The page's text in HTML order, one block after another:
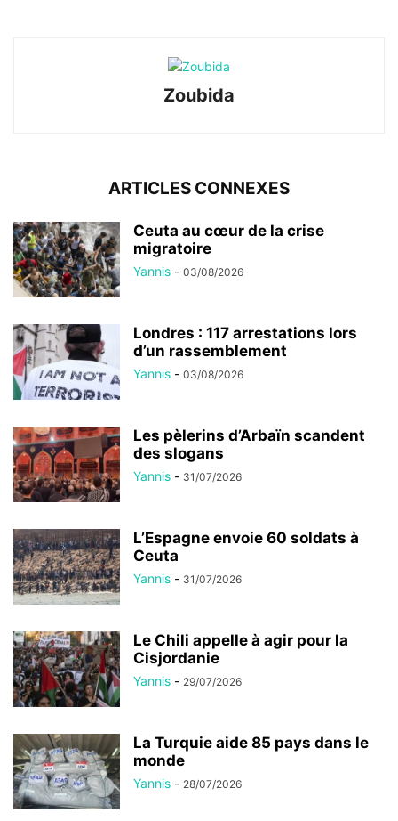
Zoubida
ARTICLES CONNEXES
Ceuta au cœur de la crise
migratoire
Yannis - 03/08/2026
Londres : 117 arrestations lors
d’un rassemblement
Yannis - 03/08/2026
Les pèlerins d’Arbaïn scandent
des slogans
Yannis - 31/07/2026
L’Espagne envoie 60 soldats à
Ceuta
Yannis - 31/07/2026
Le Chili appelle à agir pour la
Cisjordanie
Yannis - 29/07/2026
La Turquie aide 85 pays dans le
monde
Yannis - 28/07/2026